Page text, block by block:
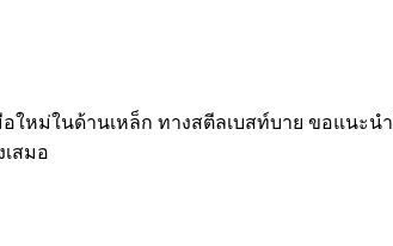
ใหม่ในด้านเหล็ก ทางสตีลเบสท์บาย ขอแนะ
สมอ